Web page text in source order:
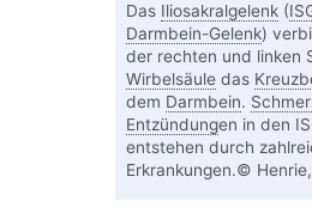
Das Iliosakralgelenk(
Darmbein-Gelenk)
der rechten und linken
Wirbelsäuledas
dem Darmbein.
Entzündungen in den
entstehen durch
Erkrankungen.©